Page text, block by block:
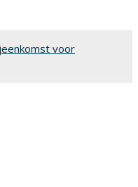
voor